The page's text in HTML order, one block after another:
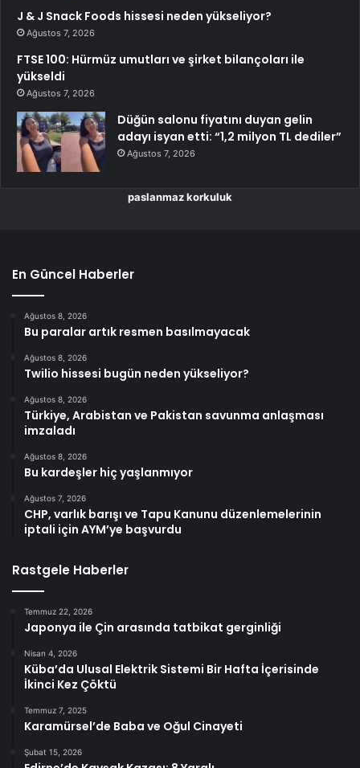
J & J Snack Foods hissesi neden yükseliyor?
Ağustos 7, 2026
FTSE 100: Hürmüz umutları ve şirket bilançoları ile
yükseldi
Ağustos 7, 2026
Düğün salonu fiyatını duyan gelin
adayı isyan etti: “1,2 milyon TL dediler”
Ağustos 7, 2026
paslanmaz korkuluk
En Güncel Haberler
Ağustos 8, 2026
Bu paralar artık resmen basılmayacak
Ağustos 8, 2026
Twilio hissesi bugün neden yükseliyor?
Ağustos 8, 2026
Türkiye, Arabistan ve Pakistan savunma anlaşması
imzaladı
Ağustos 8, 2026
Bu kardeşler hiç yaşlanmıyor
Ağustos 7, 2026
CHP, varlık barışı ve Tapu Kanunu düzenlemelerinin
iptali için AYM’ye başvurdu
Rastgele Haberler
Temmuz 22, 2026
Japonya ile Çin arasında tatbikat gerginliği
Nisan 4, 2026
Küba’da Ulusal Elektrik Sistemi Bir Hafta İçerisinde
İkinci Kez Çöktü
Temmuz 7, 2025
Karamürsel’de Baba ve Oğul Cinayeti
Şubat 15, 2026